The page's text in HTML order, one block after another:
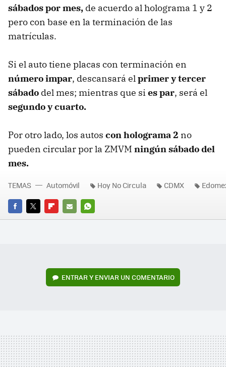
sábados por mes, de acuerdo al holograma 1 y 2
pero con base en la terminación de las
matrículas.
Si el auto tiene placas con terminación en
número impar, descansará elprimer y tercer
sábado del mes; mientras que si es par, será el
segundo y cuarto.
Por otro lado, los autos con holograma 2 no
pueden circular por la ZMVM ningún sábado del
mes.
FACEBOOK
TWITTERFLIPBOARD
E-
WHATSAPP
TEMAS Automóvil Hoy No Circula CDMX
ENTRAR Y ENVIAR UN COMENTARIO